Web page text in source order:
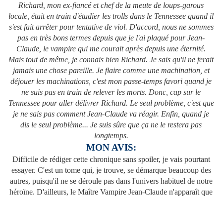
Richard, mon ex-fiancé et chef de la meute de loups-garous
locale, était en train d'étudier les trolls dans le Tennessee quand il
s'est fait arrêter pour tentative de viol. D'accord, nous ne sommes
pas en très bons termes depuis que je l'ai plaqué pour Jean-
Claude, le vampire qui me courait après depuis une éternité.
Mais tout de même, je connais bien Richard. Je sais qu'il ne ferait
jamais une chose pareille. Je flaire comme une machination, et
déjouer les machinations, c'est mon passe-temps favori quand je
ne suis pas en train de relever les morts. Donc, cap sur le
Tennessee pour aller délivrer Richard. Le seul problème, c'est que
je ne sais pas comment Jean-Claude va réagir. Enfin, quand je
dis le seul problème... Je suis sûre que ça ne le restera pas
longtemps.
MON AVIS:
Difficile de rédiger cette chronique sans spoiler, je vais pourtant
essayer. C'est un tome qui, je trouve, se démarque beaucoup des
autres, puisqu'il ne se déroule pas dans l'univers habituel de notre
héroïne. D'ailleurs, le Maître Vampire Jean-Claude n'apparaît que